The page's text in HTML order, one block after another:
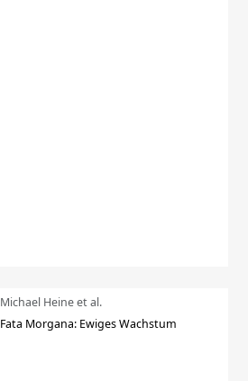
Michael Heine et al.
Fata Morgana: Ewiges Wachstum